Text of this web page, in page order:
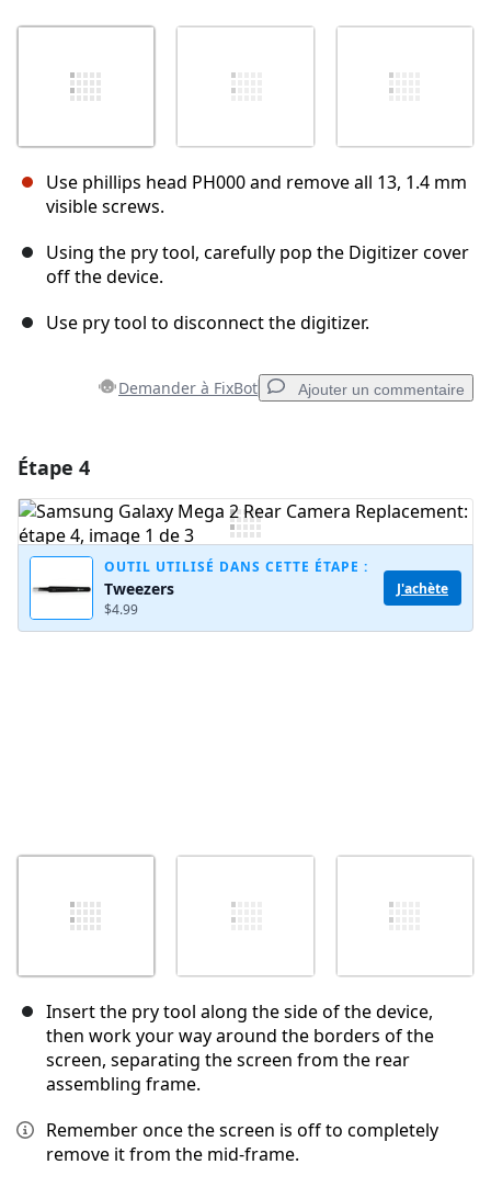
Use phillips head PH000 and remove all 13, 1.4 mm
visible screws.
Using the pry tool, carefully pop the Digitizer cover
off the device.
Use pry tool to disconnect the digitizer.
Demander à FixBot Ajouter un commentaire
Ajouter un commentaire
Étape 4
OUTIL UTILISÉ DANS CETTE ÉTAPE :
Tweezers
$4.99
J'achète
Insert the pry tool along the side of the device,
then work your way around the borders of the
screen, separating the screen from the rear
assembling frame.
Remember once the screen is off to completely
remove it from the mid-frame.